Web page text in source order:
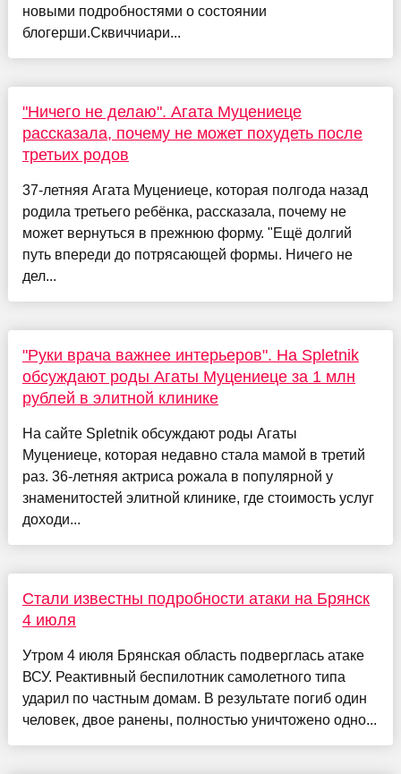
новыми подробностями о состоянии
блогерши.Сквиччиари...
"Ничего не делаю". Агата Муцениеце
рассказала, почему не может похудеть после
третьих родов
37-летняя Агата Муцениеце, которая полгода назад
родила третьего ребёнка, рассказала, почему не
может вернуться в прежнюю форму. "Ещё долгий
путь впереди до потрясающей формы. Ничего не
дел...
"Руки врача важнее интерьеров". На Spletnik
обсуждают роды Агаты Муцениеце за 1 млн
рублей в элитной клинике
На сайте Spletnik обсуждают роды Агаты
Муцениеце, которая недавно стала мамой в третий
раз. 36-летняя актриса рожала в популярной у
знаменитостей элитной клинике, где стоимость услуг
доходи...
Стали известны подробности атаки на Брянск
4 июля
Утром 4 июля Брянская область подверглась атаке
ВСУ. Реактивный беспилотник самолетного типа
ударил по частным домам. В результате погиб один
человек, двое ранены, полностью уничтожено одно...